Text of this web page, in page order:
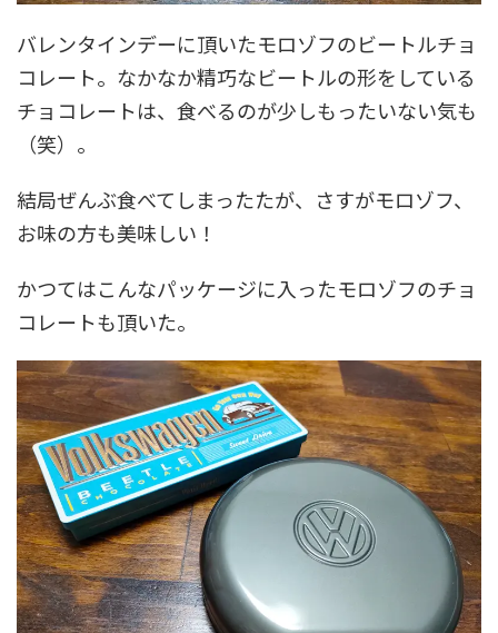
バレンタインデーに頂いたモロゾフのビートルチョ
コレート。なかなか精巧なビートルの形をしている
チョコレートは、食べるのが少しもったいない気も
（笑）。
結局ぜんぶ食べてしまったたが、さすがモロゾフ、
お味の方も美味しい！
かつてはこんなパッケージに入ったモロゾフのチョ
コレートも頂いた。